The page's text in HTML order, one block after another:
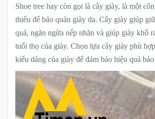
Shoe tree hay còn gọi là cây giày, là một
thiếu để bảo quản giày da. Cây giày giúp
quả, ngăn ngừa nếp nhăn và giúp giày khô
tuổi thọ của giày. Chọn lựa cây giày phù
kiểu dáng của giày để đảm bảo hiệu quả